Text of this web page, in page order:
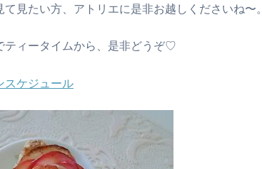
て見たい方、アトリエに是非お越しくださいね〜。
ティータイムから、是非どうぞ♡
スケジュール